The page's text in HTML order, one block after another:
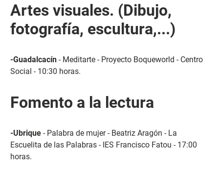
Artes visuales. (Dibujo,
fotografía, escultura,...)
-Guadalcacín- Meditarte - Proyecto Boqueworld - Centro
Social - 10:30 horas.
Fomento a la lectura
-Ubrique- Palabra de mujer - Beatriz Aragón - La
Escuelita de las Palabras - IES Francisco Fatou - 17:00
horas.